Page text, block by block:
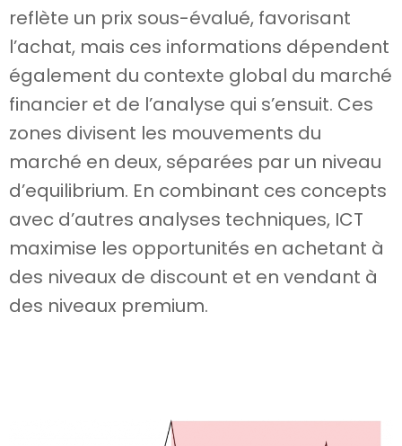
reflète un prix sous-évalué, favorisant
l’achat, mais ces informations dépendent
également du contexte global du marché
financier et de l’analyse qui s’ensuit. Ces
zones divisent les mouvements du
marché en deux, séparées par un niveau
d’equilibrium. En combinant ces concepts
avec d’autres analyses techniques, ICT
maximise les opportunités en achetant à
des niveaux de discount et en vendant à
des niveaux premium.